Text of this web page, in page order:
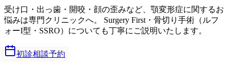
受け口・出っ歯・開咬・顔の歪みなど、顎変形症に関するお
悩みは専門クリニックへ。 Surgery First・骨切り手術（ルフ
ォーI型・SSRO）についても丁寧にご説明いたします。
初診相談予約